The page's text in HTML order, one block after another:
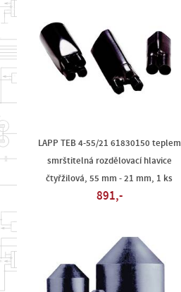
LAPP TEB 4-55/21 61830150 teplem
smrštitelná rozdělovací hlavice
čtyřžilová, 55 mm - 21 mm, 1 ks
891,-